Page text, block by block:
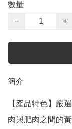
數量
−
+
簡介
【產品特色】嚴
肉與肥肉之間的